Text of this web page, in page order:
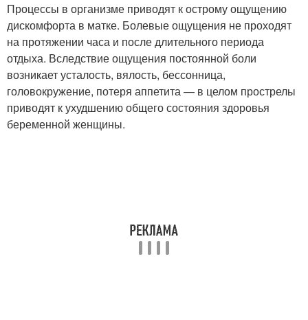
Процессы в организме приводят к острому ощущению
дискомфорта в матке. Болевые ощущения не проходят
на протяжении часа и после длительного периода
отдыха. Вследствие ощущения постоянной боли
возникает усталость, вялость, бессонница,
головокружение, потеря аппетита — в целом прострелы
приводят к ухудшению общего состояния здоровья
беременной женщины.